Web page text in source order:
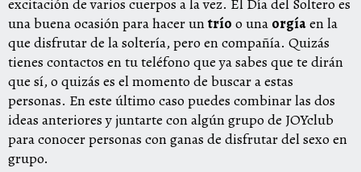
excitación de varios cuerpos a la vez. El Día del Soltero es
una buena ocasión para hacer untrío o una orgíaen la
que disfrutar de la soltería, pero en compañía. Quizás
tienes contactos en tu teléfono que ya sabes que te dirán
que sí, o quizás es el momento de buscar a estas
personas. En este último caso puedes combinar las dos
ideas anteriores y juntarte con algún grupo de JOYclub
para conocer personas con ganas de disfrutar del sexo en
grupo.